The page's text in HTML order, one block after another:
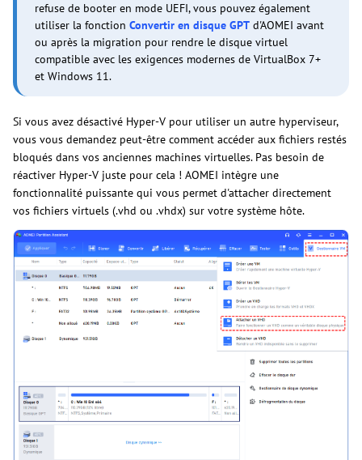
refuse de booter en mode UEFI, vous pouvez également
utiliser la fonction Convertir en disque GPT d'AOMEI avant
ou après la migration pour rendre le disque virtuel
compatible avec les exigences modernes de VirtualBox 7+
et Windows 11.
Si vous avez désactivé Hyper-V pour utiliser un autre hyperviseur,
vous vous demandez peut-être comment accéder aux fichiers restés
bloqués dans vos anciennes machines virtuelles. Pas besoin de
réactiver Hyper-V juste pour cela ! AOMEI intègre une
fonctionnalité puissante qui vous permet d'attacher directement
vos fichiers virtuels (.vhd ou .vhdx) sur votre système hôte.